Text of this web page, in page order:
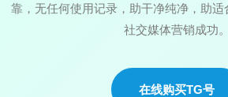
靠，无任何使用记录，助干净纯净，助适
社交媒体营销成功。
在线购买TG号